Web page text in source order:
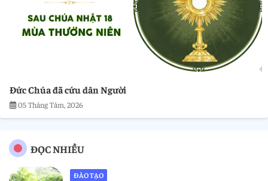
Đức Chúa đã cứu dân Người
05 Tháng Tám, 2026
ĐỌC NHIỀU
ĐÀO TẠO